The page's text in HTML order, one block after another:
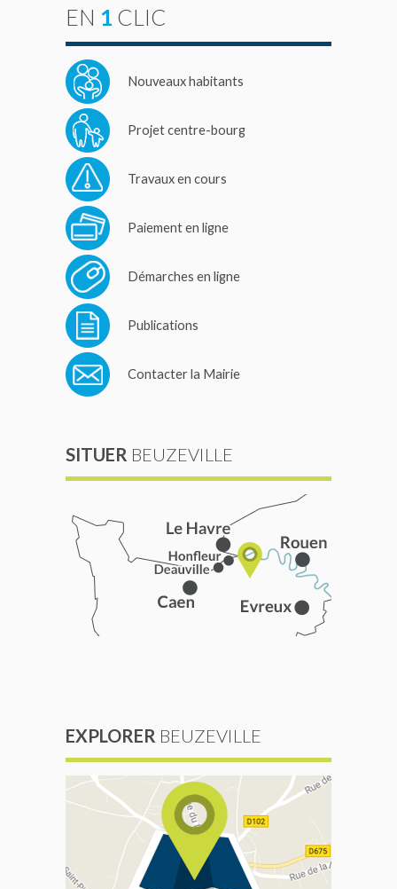
EN 1 CLIC
Nouveaux habitants
Projet centre-bourg
Travaux en cours
Paiement en ligne
Démarches en ligne
Publications
Contacter la Mairie
SITUER BEUZEVILLE
EXPLORER BEUZEVILLE